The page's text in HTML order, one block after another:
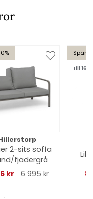
2-sits soffa
fjädergrå
kr
6 995 kr
Spara
till 16/8